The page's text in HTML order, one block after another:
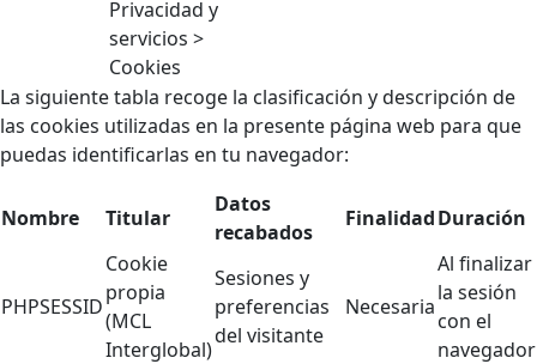
Privacidad y
servicios >
Cookies
La siguiente tabla recoge la clasificación y descripción de
las cookies utilizadas en la presente página web para que
puedas identificarlas en tu navegador:
Nombre Titular
Datos
recabados
FinalidadDuración
PHPSESSID
Cookie
propia
(MCL
Interglobal)
Sesiones y
preferencias
del visitante
Necesaria
Al finalizar
la sesión
con el
navegador